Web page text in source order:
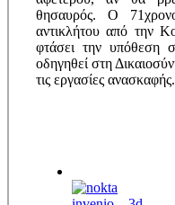
θησαυρός. Ο
αντικλήτου από την
φτάσει την υπόθεση
οδηγηθεί στη
τις εργασίες ανασκαφής.